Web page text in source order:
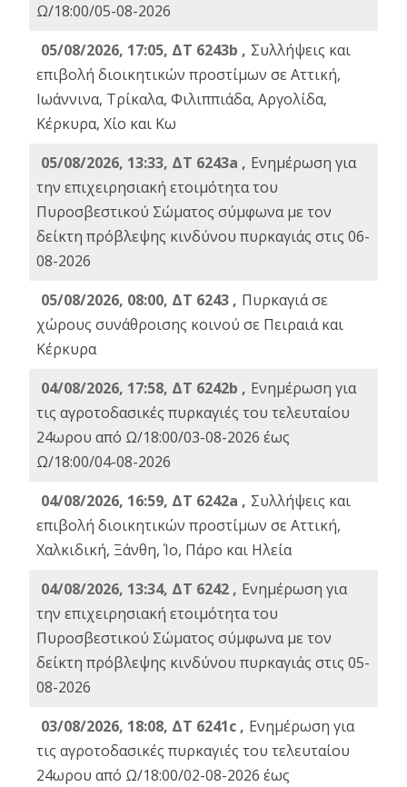
Ω/18:00/05-08-2026
05/08/2026, 17:05, ΔΤ 6243b , Συλλήψεις και
επιβολή διοικητικών προστίμων σε Αττική,
Ιωάννινα, Τρίκαλα, Φιλιππιάδα, Αργολίδα,
Κέρκυρα, Χίο και Κω
05/08/2026, 13:33, ΔΤ 6243a , Ενημέρωση για
την επιχειρησιακή ετοιμότητα του
Πυροσβεστικού Σώματος σύμφωνα με τον
δείκτη πρόβλεψης κινδύνου πυρκαγιάς στις 06-
08-2026
05/08/2026, 08:00, ΔΤ 6243 , Πυρκαγιά σε
χώρους συνάθροισης κοινού σε Πειραιά και
Κέρκυρα
04/08/2026, 17:58, ΔΤ 6242b , Ενημέρωση για
τις αγροτοδασικές πυρκαγιές του τελευταίου
24ωρου από Ω/18:00/03-08-2026 έως
Ω/18:00/04-08-2026
04/08/2026, 16:59, ΔΤ 6242a , Συλλήψεις και
επιβολή διοικητικών προστίμων σε Αττική,
Χαλκιδική, Ξάνθη, Ίο, Πάρο και Ηλεία
04/08/2026, 13:34, ΔΤ 6242 , Ενημέρωση για
την επιχειρησιακή ετοιμότητα του
Πυροσβεστικού Σώματος σύμφωνα με τον
δείκτη πρόβλεψης κινδύνου πυρκαγιάς στις 05-
08-2026
03/08/2026, 18:08, ΔΤ 6241c , Ενημέρωση για
τις αγροτοδασικές πυρκαγιές του τελευταίου
24ωρου από Ω/18:00/02-08-2026 έως